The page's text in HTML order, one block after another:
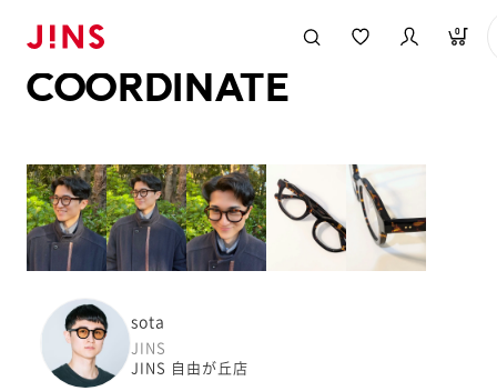
0
COORDINATE
sota
JINS
JINS 自由が丘店